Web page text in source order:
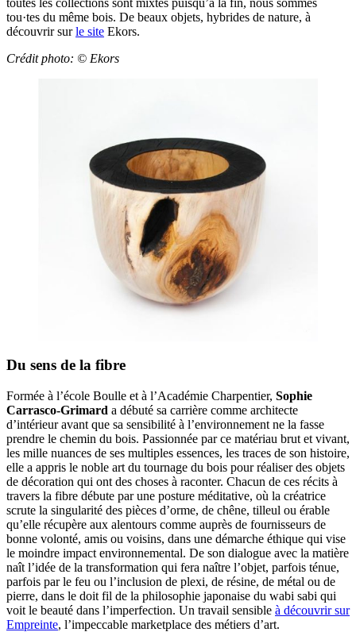
tou·tes du même bois. De beaux objets, hybrides de nature, à
découvrir surle site Ekors.
Crédit photo: © Ekors
Du sens de la fibre
Formée à l’école Boulle et à l’Académie Charpentier, Sophie
Carrasco-Grimard a débuté sa carrière comme architecte
d’intérieur avant que sa sensibilité à l’environnement ne la fasse
prendre le chemin du bois. Passionnée par ce matériau brut et vivant,
les mille nuances de ses multiples essences, les traces de son histoire,
elle a appris le noble art du tournage du bois pour réaliser des objets
de décoration qui ont des choses à raconter. Chacun de ces récits à
travers la fibre débute par une posture méditative, où la créatrice
scrute la singularité des pièces d’orme, de chêne, tilleul ou érable
qu’elle récupère aux alentours comme auprès de fournisseurs de
bonne volonté, amis ou voisins, dans une démarche éthique qui vise
le moindre impact environnemental. De son dialogue avec la matière
naît l’idée de la transformation qui fera naître l’objet, parfois ténue,
parfois par le feu ou l’inclusion de plexi, de résine, de métal ou de
pierre, dans le doit fil de la philosophie japonaise du wabi sabi qui
voit le beauté dans l’imperfection. Un travail sensible à découvrir sur
Empreinte, l’impeccable marketplace des métiers d’art.